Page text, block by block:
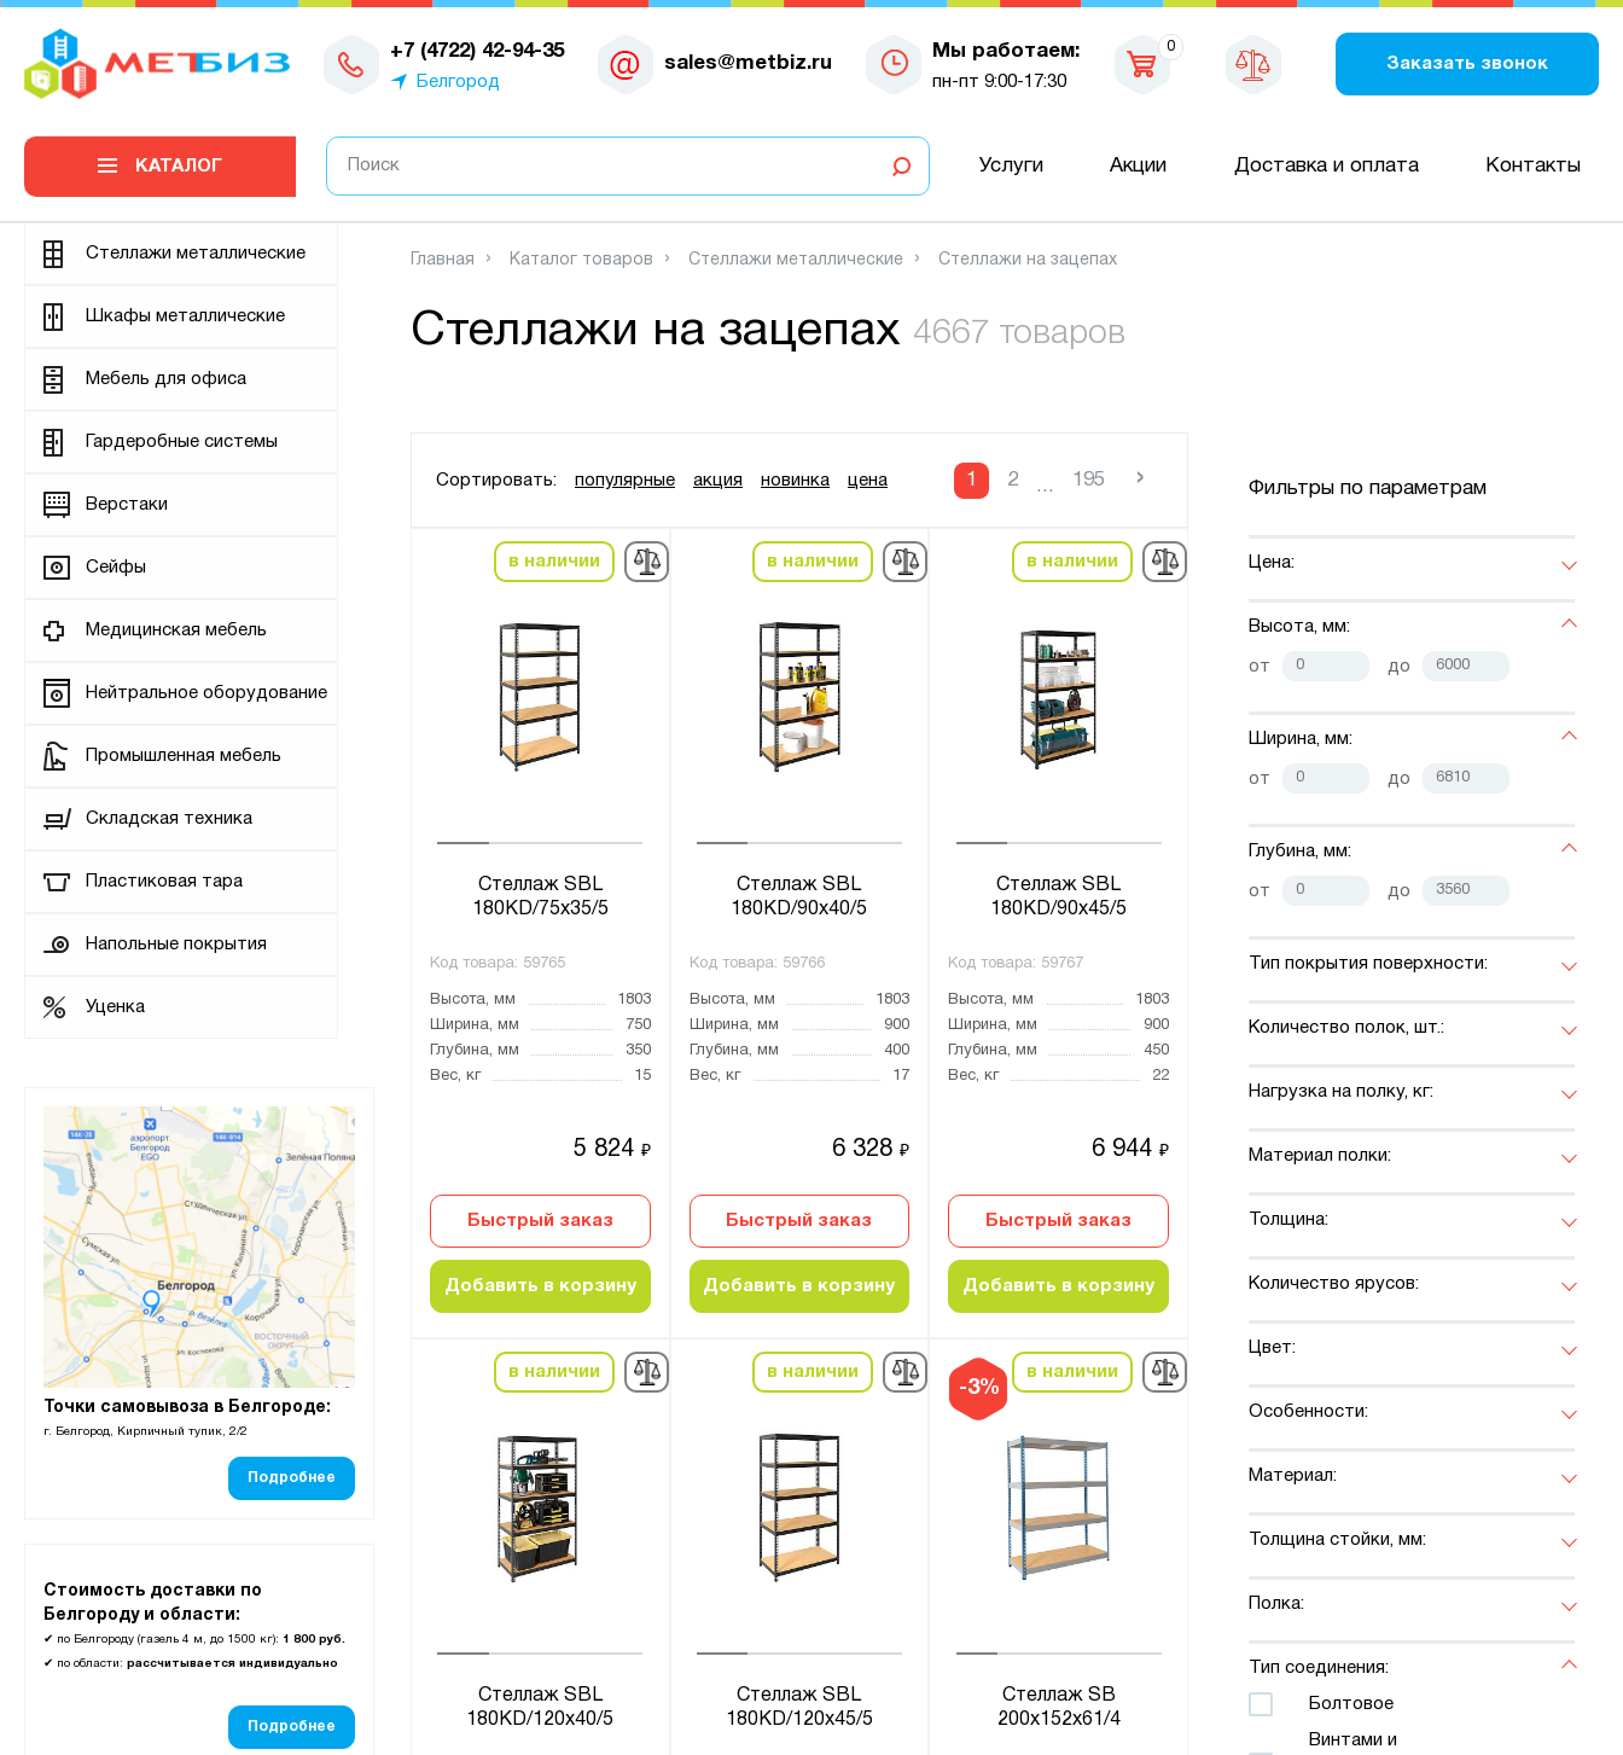
+7 (4722) 42-94-35
Белгород
sales@metbiz.ru
Мы работаем:
пн-пт 9:00-17:30
0
Заказать звонок
0
КАТАЛОГ Услуги Акции Доставка и оплата Контакты
Стеллажи металлические
Шкафы металлические
Мебель для офиса
Гардеробные системы
Верстаки
Сейфы
Медицинская мебель
Нейтральное оборудование
Промышленная мебель
Складская техника
Пластиковая тара
Напольные покрытия
Уценка
Точки самовывоза в Белгороде:
г. Белгород, Кирпичный тупик, 2/2
Подробнее
Стоимость доставки по
Белгороду и области:
✔ по Белгороду (газель 4 м, до 1500 кг): 1 800 руб.
✔ по области: рассчитывается индивидуально
Подробнее
Главная Каталог товаров Стеллажи металлические Стеллажи на зацепах
Стеллажи на зацепах 4667 товаров
Сортировать: популярные акция новинка цена 1 2 ... 195 ›
в наличии
Стеллаж SBL
180KD/75x35/5
Код товара: 59765
Высота, мм
1803
Ширина, мм
750
Глубина, мм
350
Вес, кг
15
5 824 ₽
Быстрый заказ
Добавить в корзину
в наличии
Стеллаж SBL
180KD/90x40/5
Код товара: 59766
Высота, мм
1803
Ширина, мм
900
Глубина, мм
400
Вес, кг
17
6 328₽
Быстрый заказ
Добавить в корзину
в наличии
Стеллаж SBL
180KD/90x45/5
Код товара: 59767
Высота, мм
1803
Ширина, мм
900
Глубина, мм
450
Вес, кг
22
6 944 ₽
Быстрый заказ
Добавить в корзину
в наличии
Стеллаж SBL
180KD/120x40/5
в наличии
Стеллаж SBL
180KD/120x45/5
-3%
в наличии
Стеллаж SB
200x152x61/4
Фильтры по параметрам
Цена:
Высота, мм:
от до
Ширина, мм:
от до
Глубина, мм:
от до
Тип покрытия поверхности:
Количество полок, шт.:
Нагрузка на полку, кг:
Материал полки:
Толщина:
Количество ярусов:
Цвет:
Особенности:
Материал:
Толщина стойки, мм:
Полка:
Тип соединения:
Болтовое
Винтами и